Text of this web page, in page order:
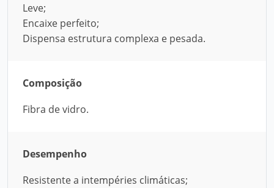
Leve;
Encaixe perfeito;
Dispensa estrutura complexa e pesada.
Composição
Fibra de vidro.
Desempenho
Resistente a intempéries climáticas;